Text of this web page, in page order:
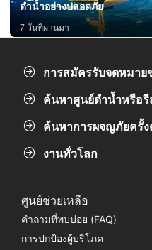
ดำน้ำอย่างปลอดภัย
7 วันที่ผ่านมา
การสมัครรับจดหมาย
ค้นหาศูนย์ดำน้ำหรือ
ค้นหาการผจญภัยครั้
งานทั่วโลก
ศูนย์ช่วยเหลือ
คำถามที่พบบ่อย (FAQ)
การปกป้องผู้บริโภค